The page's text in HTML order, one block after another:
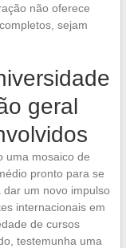
não oferece
sejam
geral
uma mosaico de
pronto para se
um novo impulso
internacionais em
de cursos
testemunha uma